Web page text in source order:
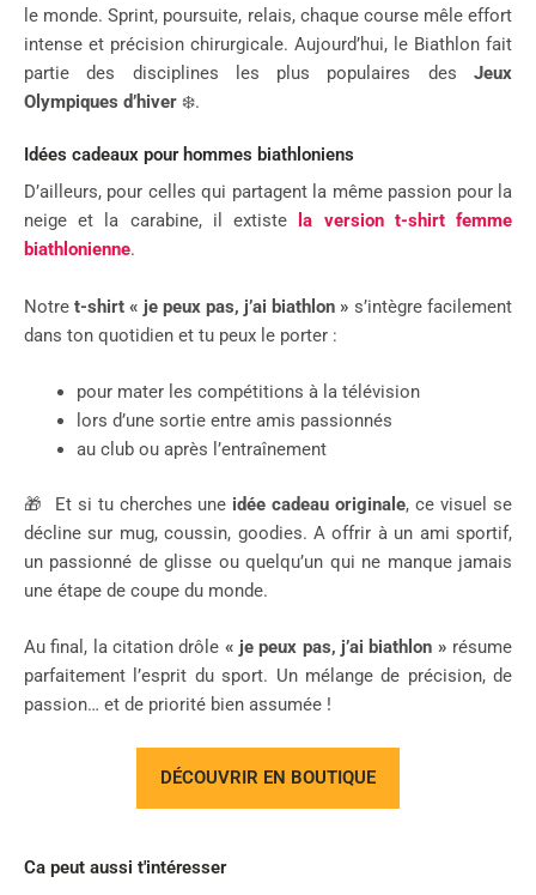
le monde. Sprint, poursuite, relais, chaque course mêle effort
intense et précision chirurgicale. Aujourd’hui, le Biathlon fait
partie des disciplines les plus populaires des Jeux
Olympiques d’hiver ❄️.
Idées cadeaux pour hommes biathloniens
D’ailleurs, pour celles qui partagent la même passion pour la
neige et la carabine, il extiste
la version t-shirt femme
biathlonienne.
Notre t-shirt « je peux pas, j’ai biathlon » s’intègre facilement
dans ton quotidien et tu peux le porter :
pour mater les compétitions à la télévision
lors d’une sortie entre amis passionnés
au club ou après l’entraînement
🎁 Et si tu cherches une idée cadeau originale, ce visuel se
décline sur mug, coussin, goodies. A offrir à un ami sportif,
un passionné de glisse ou quelqu’un qui ne manque jamais
une étape de coupe du monde.
Au final, la citation drôle « je peux pas, j’ai biathlon » résume
parfaitement l’esprit du sport. Un mélange de précision, de
passion… et de priorité bien assumée !
DÉCOUVRIR EN BOUTIQUE
Ca peut aussi t'intéresser